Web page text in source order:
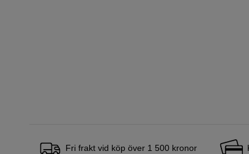
Fri frakt vid köp över 1 500 kronor